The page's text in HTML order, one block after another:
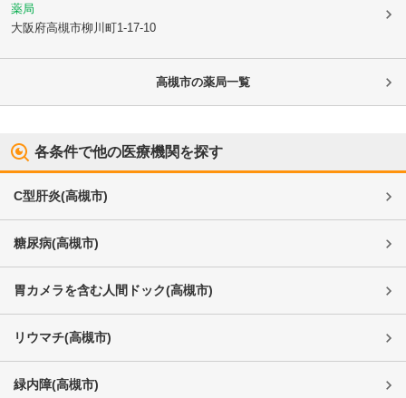
薬局
大阪府高槻市柳川町1-17-10
高槻市の薬局一覧
各条件で他の医療機関を探す
C型肝炎(高槻市)
糖尿病(高槻市)
胃カメラを含む人間ドック(高槻市)
リウマチ(高槻市)
緑内障(高槻市)